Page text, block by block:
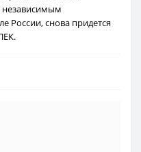
независимым
России, снова придется